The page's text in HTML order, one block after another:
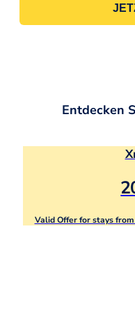
Entdecken
Valid Offer for stays